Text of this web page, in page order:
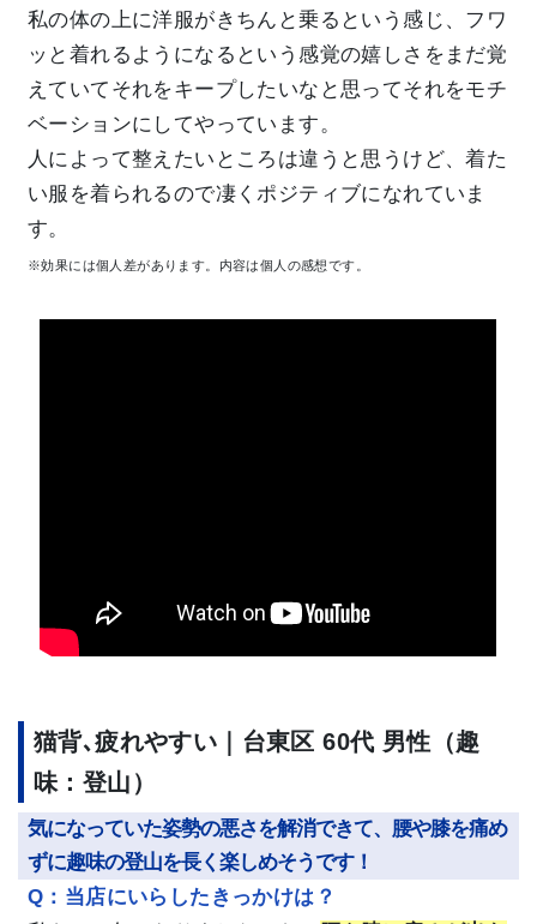
私の体の上に洋服がきちんと乗るという感じ、フワ
ッと着れるようになるという感覚の嬉しさをまだ覚
えていてそれをキープしたいなと思ってそれをモチ
ベーションにしてやっています。
人によって整えたいところは違うと思うけど、着た
い服を着られるので凄くポジティブになれていま
す。
※効果には個人差があります。内容は個人の感想です。
猫背､疲れやすい｜台東区 60代 男性（趣
味：登山）
気になっていた姿勢の悪さを解消できて、腰や膝を痛め
ずに趣味の登山を長く楽しめそうです！
Q：当店にいらしたきっかけは？